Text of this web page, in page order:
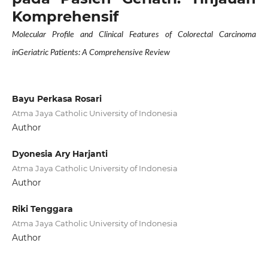
Komprehensif
Molecular Profile and Clinical Features of Colorectal Carcinoma
inGeriatric Patients: A Comprehensive Review
Bayu Perkasa Rosari
Atma Jaya Catholic University of Indonesia
Author
Dyonesia Ary Harjanti
Atma Jaya Catholic University of Indonesia
Author
Riki Tenggara
Atma Jaya Catholic University of Indonesia
Author